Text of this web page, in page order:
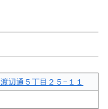
辺通５丁目２５−１１